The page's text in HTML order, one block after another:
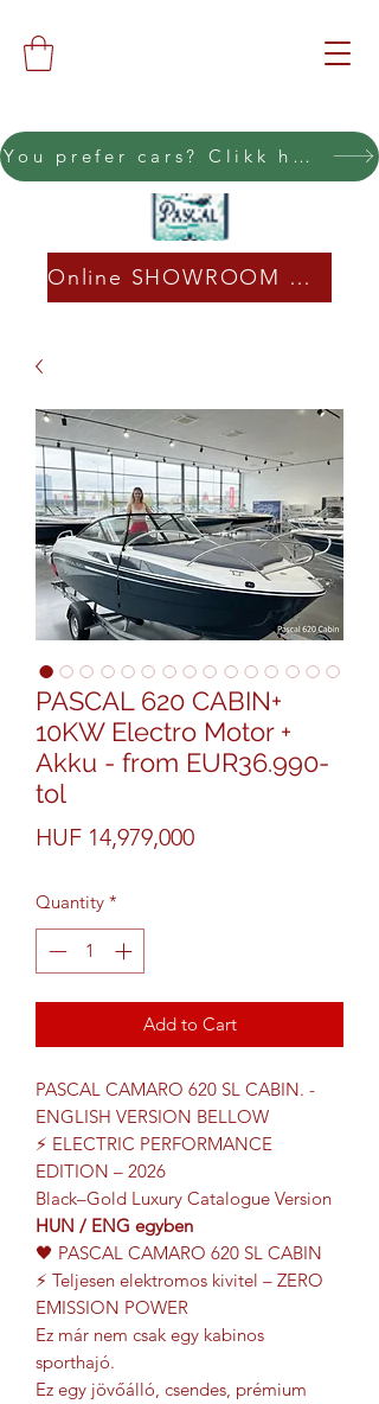
You prefer cars? Clikk here
Online SHOWROOM CLICK
PASCAL 620 CABIN+
10KW Electro Motor +
Akku - from EUR36.990-
tol
HUF 14,979,000Price
Quantity *
Add to Cart
PASCAL CAMARO 620 SL CABIN. -
ENGLISH VERSION BELLOW
⚡ ELECTRIC PERFORMANCE
EDITION – 2026
Black–Gold Luxury Catalogue Version
HUN / ENG egyben
🖤 PASCAL CAMARO 620 SL CABIN
⚡ Teljesen elektromos kivitel – ZERO
EMISSION POWER
Ez már nem csak egy kabinos
sporthajó.
Ez egy jövőálló, csendes, prémium